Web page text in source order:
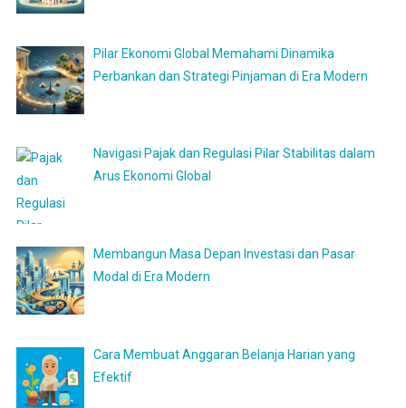
Pilar Ekonomi Global Memahami Dinamika
Perbankan dan Strategi Pinjaman di Era Modern
Navigasi Pajak dan Regulasi Pilar Stabilitas dalam
Arus Ekonomi Global
Membangun Masa Depan Investasi dan Pasar
Modal di Era Modern
Cara Membuat Anggaran Belanja Harian yang
Efektif